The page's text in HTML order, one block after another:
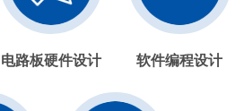
电路板硬件设计 软件编程设计